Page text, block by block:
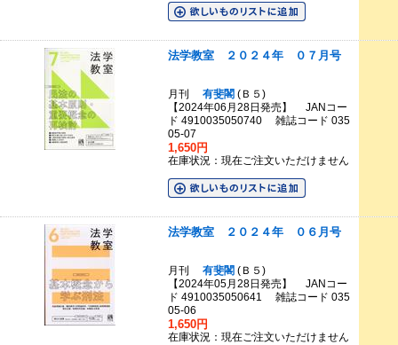
法学教室 ２０２４年 ０７月号
月刊 有斐閣 (Ｂ５)
【2024年06月28日発売】 JANコー
ド 4910035050740 雑誌コード 035
05-07
1,650円
在庫状況：現在ご注文いただけません
法学教室 ２０２４年 ０６月号
月刊 有斐閣 (Ｂ５)
【2024年05月28日発売】 JANコー
ド 4910035050641 雑誌コード 035
05-06
1,650円
在庫状況：現在ご注文いただけません